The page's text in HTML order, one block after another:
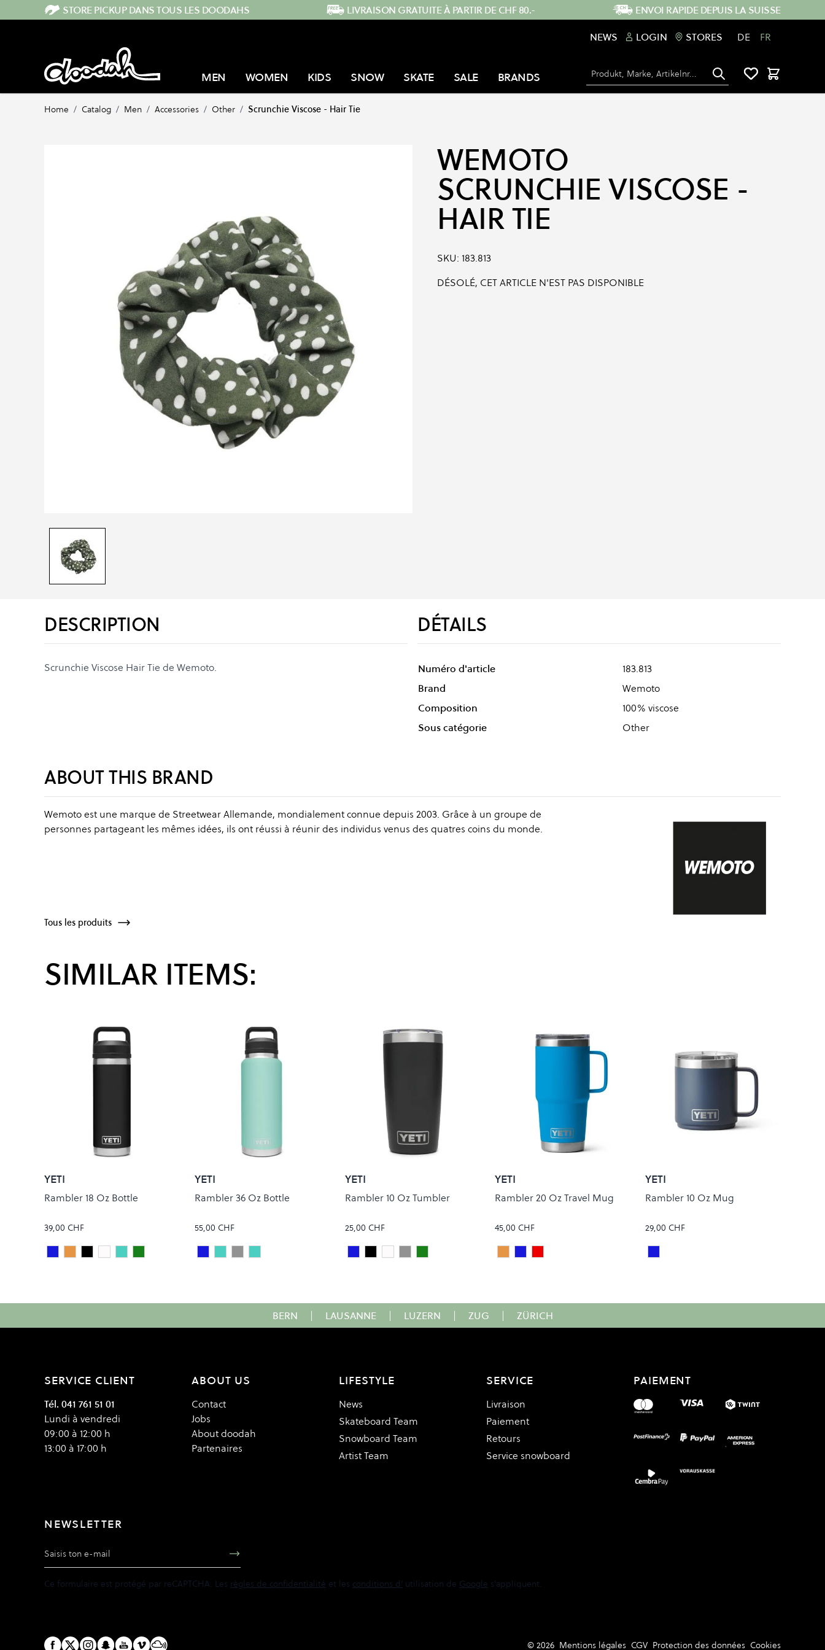
Skip to ContentSTORE PICKUP DANS TOUS LES DOODAHS LIVRAISON GRATUITE À PARTIR DE CHF 80.-
ENVOI RAPIDE DEPUIS LA SUISSE
NEWS
LOGIN STORES DE FR
MEN WOMEN KIDS SNOW SKATE SALE BRANDS Chercher Panier
Home / Catalog / Men / Accessories / Other / Scrunchie Viscose - Hair Tie
WEMOTO
SCRUNCHIE VISCOSE -
HAIR TIE
SKU: 183.813
DÉSOLÉ, CET ARTICLE N'EST PAS DISPONIBLE
DESCRIPTION
Scrunchie Viscose Hair Tie de Wemoto.
DÉTAILS
Numéro d'article
183.813
Brand
Wemoto
Composition
100% viscose
Sous catégorie
Other
ABOUT THIS BRAND
Wemoto est une marque de Streetwear Allemande, mondialement connue depuis 2003. Grâce à un groupe de
personnes partageant les mêmes idées, ils ont réussi à réunir des individus venus des quatres coins du monde.
Tous les produits
SIMILAR ITEMS:
YETI
Rambler 18 Oz Bottle
39,00 CHF
Colour
NavyPapaya
BlackWhiteRIDGELINE
VENOM
YETI
Rambler 36 Oz Bottle
55,00 CHF
Colour
NavySeafoam
Stainless Steel
RIDGELINE
YETI
Rambler 10 Oz Tumbler
25,00 CHF
Colour
Royal Blue
BlackWhiteStainless Steel
VENOM
YETI
Rambler 20 Oz Travel Mug
45,00 CHF
Colour
KING CRAB
BIG WAVE BLUE
RESCUE RED
YETI
Rambler 10 Oz Mug
29,00 CHF
Colour
Navy
BERN | LAUSANNE | LUZERN | ZUG | ZÜRICH
SERVICE CLIENT
Tél. 041 761 51 01
Lundi à vendredi
09:00 à 12:00 h
13:00 à 17:00 h
ABOUT US
Contact
Jobs
About doodah
Partenaires
LIFESTYLE
News
Skateboard Team
Snowboard Team
Artist Team
SERVICE
Livraison
Paiement
Retours
Service snowboard
PAIEMENT
NEWSLETTER
Adresse e-mail
Ce formulaire est protégé par reCAPTCHA. Les règles de confidentialité et les conditions d' utilisation de Google s'appliquent.
© 2026 Mentions légales CGV Protection des données Cookies